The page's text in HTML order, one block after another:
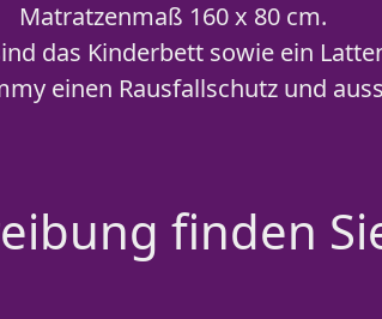
Matratzenmaß 160 x 80 cm.
das Kinderbett sowie ein
einen Rausfallschutz und
finden